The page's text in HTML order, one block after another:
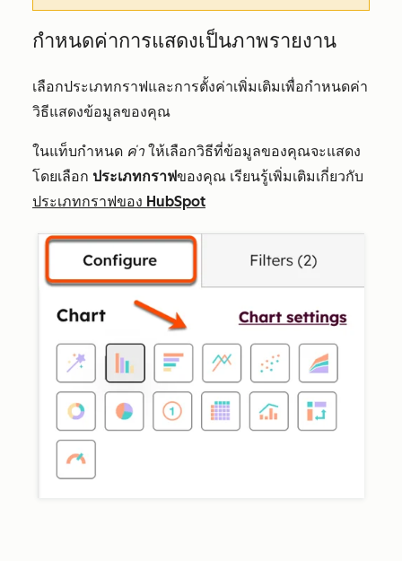
กำหนดค่าการแสดงเป็นภาพรายงาน
เลือกประเภทกราฟและการตั้งค่าเพิ่มเติมเพื่อกำหนดค่า
วิธีแสดงข้อมูลของคุณ
ในแท็บกำหนด ค่า ให้เลือกวิธีที่ข้อมูลของคุณจะแสดง
โดยเลือก ประเภทกราฟของคุณ เรียนรู้เพิ่มเติมเกี่ยวกับ
ประเภทกราฟของ HubSpot